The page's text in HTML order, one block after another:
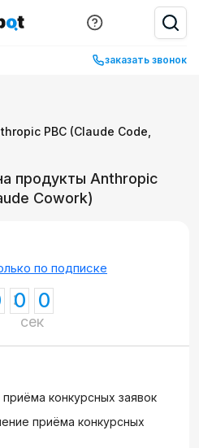
заказать звонок
PBC (Claude Code,
продукты Anthropic
Cowork)
по подписке
0 0
сек
конкурсных заявок
приёма конкурсных